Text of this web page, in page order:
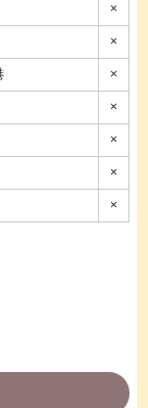
×
×
×
×
×
×
×